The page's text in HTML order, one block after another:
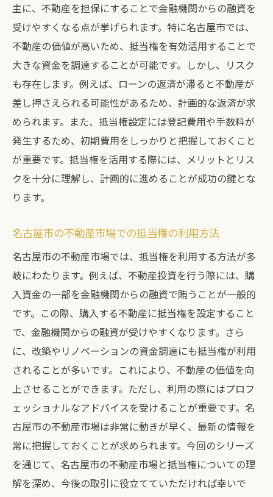
市場変動と抵当権の関係
最新動向が不動産価格に及ぼす影響
名古屋市の不動産市場予測
抵当権の役割と市場動向の関連性
最新情報を基にした不動産取引の戦略
主に、不動産を担保にすることで金融機関からの融資を
受けやすくなる点が挙げられます。特に名古屋市では、
不動産の価値が高いため、抵当権を有効活用することで
大きな資金を調達することが可能です。しかし、リスク
も存在します。例えば、ローンの返済が滞ると不動産が
差し押さえられる可能性があるため、計画的な返済が求
められます。また、抵当権設定には登記費用や手数料が
発生するため、初期費用をしっかりと把握しておくこと
が重要です。抵当権を活用する際には、メリットとリス
クを十分に理解し、計画的に進めることが成功の鍵とな
ります。
名古屋市の不動産市場での抵当権の利用方法
名古屋市の不動産市場では、抵当権を利用する方法が多
岐にわたります。例えば、不動産投資を行う際には、購
入資金の一部を金融機関からの融資で賄うことが一般的
です。この際、購入する不動産に抵当権を設定すること
で、金融機関からの融資が受けやすくなります。さら
に、改築やリノベーションの資金調達にも抵当権が利用
されることが多いです。これにより、不動産の価値を向
上させることができます。ただし、利用の際にはプロフ
ェッショナルなアドバイスを受けることが重要です。名
古屋市の不動産市場は非常に動きが早く、最新の情報を
常に把握しておくことが求められます。今回のシリーズ
を通じて、名古屋市の不動産市場と抵当権についての理
解を深め、今後の取引に役立てていただければ幸いで